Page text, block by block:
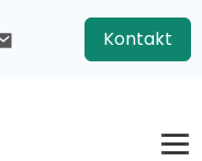
Kontakt